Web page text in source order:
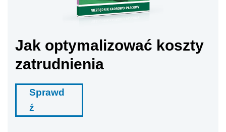
Jak optymalizować koszty
zatrudnienia
Sprawd
ź